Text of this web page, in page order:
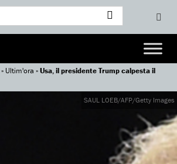
» Ultim'ora »Usa, il presidente Trump calpesta il
SAUL LOEB/AFP/Getty Images